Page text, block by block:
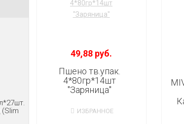
49,88 руб.
Пшено тв.упак.
4*80гр*14шт
"Заряница"
ИЗБРАННОЕ